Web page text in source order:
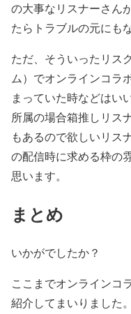
の大事なリスナーさん
たらトラブルの元にも
ただ、そういったリス
ム）でオンラインコラ
まっていた時などはい
所属の場合箱推しリス
もあるので欲しいリス
の配信時に求める枠の
思います。
まとめ
いかがでしたか？
ここまでオンラインコ
紹介してまいりました。